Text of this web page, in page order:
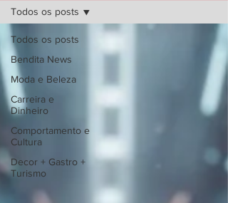
Todos os posts
Bendita News
Moda e Beleza
Carreira e
Dinheiro
Comportamento e
Cultura
Decor + Gastro +
Turismo
Todos os posts